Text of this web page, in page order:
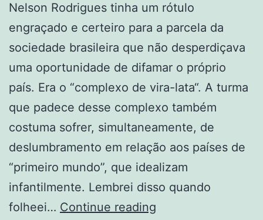
Nelson Rodrigues tinha um rótulo
engraçado e certeiro para a parcela da
sociedade brasileira que não desperdiçava
uma oportunidade de difamar o próprio
país. Era o “complexo de vira-lata“. A turma
que padece desse complexo também
costuma sofrer, simultaneamente, de
deslumbramento em relação aos países de
“primeiro mundo”, que idealizam
infantilmente. Lembrei disso quando
folheei… Continue reading